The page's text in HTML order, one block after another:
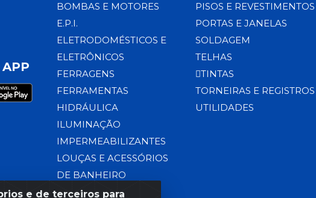
e de terceiros para
BOMBAS E MOTORES
E.P.I.
ELETRODOMÉSTICOS E
ELETRÔNICOS
FERRAGENS
FERRAMENTAS
HIDRÁULICA
ILUMINAÇÃO
IMPERMEABILIZANTES
LOUÇAS E ACESSÓRIOS
DE BANHEIRO
PISOS E REVESTIMENTOS
PORTAS E JANELAS
SOLDAGEM
TELHAS
TINTAS
TORNEIRAS E REGISTROS
UTILIDADES